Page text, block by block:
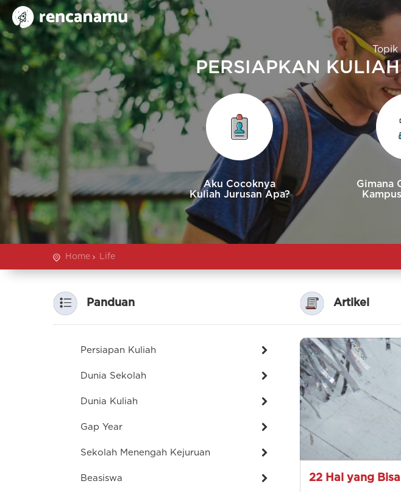
Topik
PERSIAPKAN
Aku Cocoknya
Kuliah Jurusan Apa?
Gimana
Home Life
Panduan Artikel
22 Hal yang
Persiapan Kuliah
Dunia Sekolah
Dunia Kuliah
Gap Year
Sekolah Menengah Kejuruan
Beasiswa